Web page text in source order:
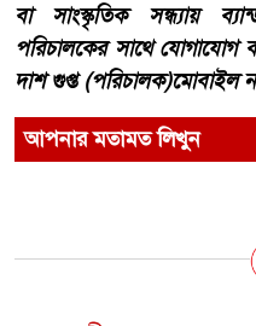
বা সাংস্কৃতিক সন্ধ্যায়
পরিচালকের সাথে যোগাযোগ
দাশ গুপ্ত
আপনার মতামত লিখুন